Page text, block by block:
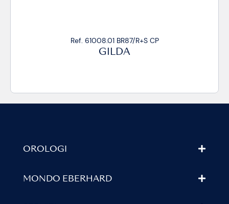
Ref. 61008.01 BR87/R+S CP
GILDA
OROLOGI
MONDO EBERHARD